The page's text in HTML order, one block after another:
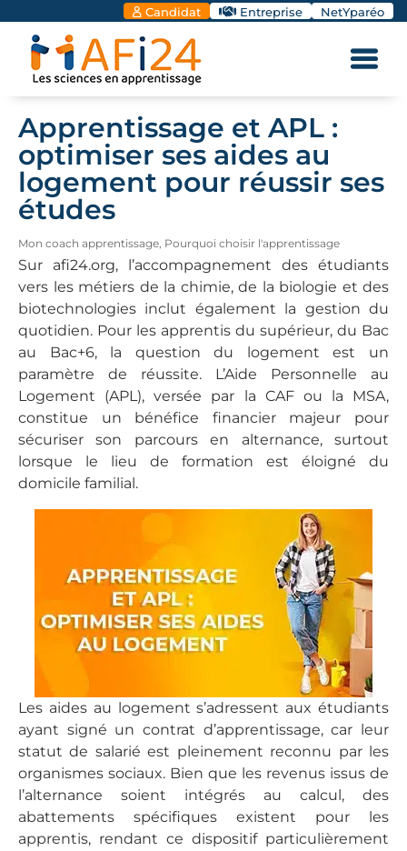
Candidat Entreprise NetYparéo
Apprentissage et APL :
optimiser ses aides au
logement pour réussir ses
études
Mon coach apprentissage, Pourquoi choisir l'apprentissage
Sur afi24.org, l’accompagnement des étudiants
vers les métiers de la chimie, de la biologie et des
biotechnologies inclut également la gestion du
quotidien. Pour les apprentis du supérieur, du Bac
au Bac+6, la question du logement est un
paramètre de réussite. L’Aide Personnelle au
Logement (APL), versée par la CAF ou la MSA,
constitue un bénéfice financier majeur pour
sécuriser son parcours en alternance, surtout
lorsque le lieu de formation est éloigné du
domicile familial.
Les aides au logement s’adressent aux étudiants
ayant signé un contrat d’apprentissage, car leur
statut de salarié est pleinement reconnu par les
organismes sociaux. Bien que les revenus issus de
l’alternance soient intégrés au calcul, des
abattements spécifiques existent pour les
apprentis, rendant ce dispositif particulièrement